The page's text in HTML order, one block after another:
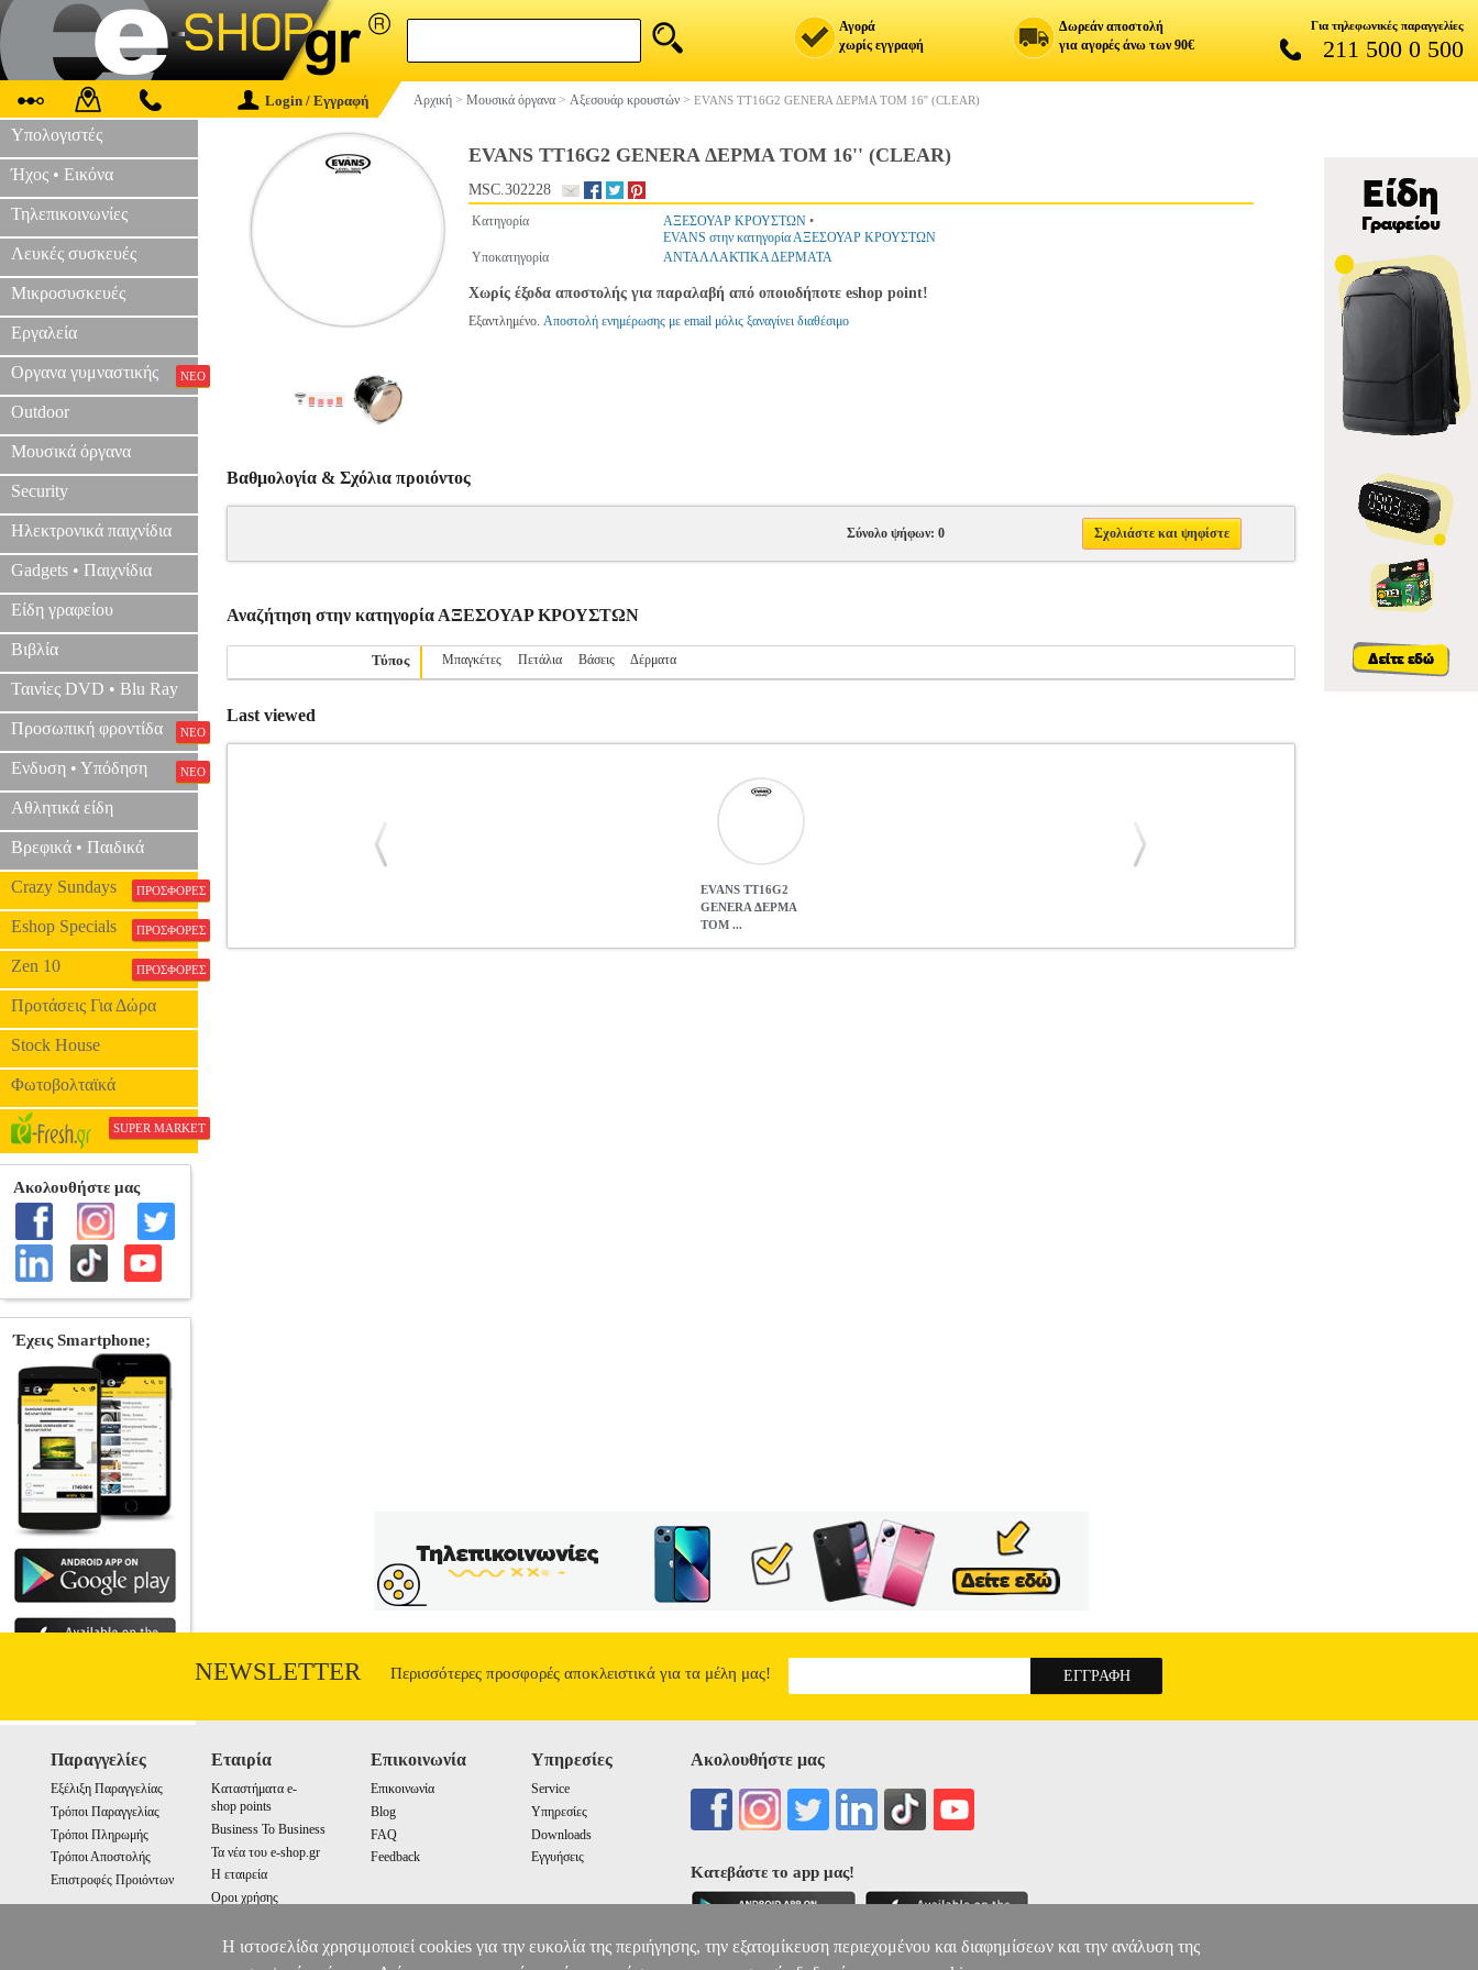
Αγορά
χωρίς εγγραφή
Δωρεάν αποστολή
για αγορές άνω των 90€
Για τηλεφωνικές παραγγελίες
211 500 0 500
Login / Εγγραφή Αρχική > Μουσικά όργανα > Αξεσουάρ κρουστών > EVANS TT16G2 GENERA ΔΕΡΜΑ ΤΟΜ 16'' (CLEAR)
Υπολογιστές
Ήχος • Εικόνα
Τηλεπικοινωνίες
Λευκές συσκευές
Μικροσυσκευές
Εργαλεία
Οργανα γυμναστικής ΝΕΟ
Outdoor
Μουσικά όργανα
Security
Ηλεκτρονικά παιχνίδια
Gadgets • Παιχνίδια
Είδη γραφείου
Βιβλία
Ταινίες DVD • Blu Ray
Προσωπική φροντίδα ΝΕΟ
Ενδυση • Υπόδηση ΝΕΟ
Αθλητικά είδη
Βρεφικά • Παιδικά
Crazy Sundays ΠΡΟΣΦΟΡΕΣ
Eshop Specials ΠΡΟΣΦΟΡΕΣ
Zen 10 ΠΡΟΣΦΟΡΕΣ
Προτάσεις Για Δώρα
Stock House
Φωτοβολταϊκά
SUPER MARKET
EVANS TT16G2 GENERA ΔΕΡΜΑ ΤΟΜ 16'' (CLEAR)
MSC.302228
Κατηγορία ΑΞΕΣΟΥΑΡ ΚΡΟΥΣΤΩΝ •
EVANS στην κατηγορία ΑΞΕΣΟΥΑΡ ΚΡΟΥΣΤΩΝ
Υποκατηγορία
ΑΝΤΑΛΛΑΚΤΙΚΑ ΔΕΡΜΑΤΑ
Χωρίς έξοδα αποστολής για παραλαβή από οποιοδήποτε eshop point!
Εξαντλημένο. Αποστολή ενημέρωσης με email μόλις ξαναγίνει διαθέσιμο
Βαθμολογία & Σχόλια προιόντος
Σύνολο ψήφων: 0 Σχολιάστε και ψηφίστε
Αναζήτηση στην κατηγορία ΑΞΕΣΟΥΑΡ ΚΡΟΥΣΤΩΝ
Τύπος Μπαγκέτες Πετάλια Βάσεις Δέρματα
Last viewed
EVANS TT16G2
GENERA ΔΕΡΜΑ
ΤΟΜ ...
NEWSLETTER Περισσότερες προσφορές αποκλειστικά για τα μέλη μας!
Παραγγελίες
Εξέλιξη Παραγγελίας
Τρόποι Παραγγελίας
Τρόποι Πληρωμής
Τρόποι Αποστολής
Επιστροφές Προιόντων
Εταιρία
Καταστήματα e-
shop points
Business To Business
Τα νέα του e-shop.gr
Η εταιρεία
Οροι χρήσης
Επικοινωνία
Επικοινωνία
Blog
FAQ
Feedback
Υπηρεσίες
Service
Υπηρεσίες
Downloads
Εγγυήσεις
Ακολουθήστε μας
Κατεβάστε το app μας!
Η ιστοσελίδα χρησιμοποιεί cookies για την ευκολία της περιήγησης, την εξατομίκευση περιεχομένου και διαφημίσεων και την ανάλυση της